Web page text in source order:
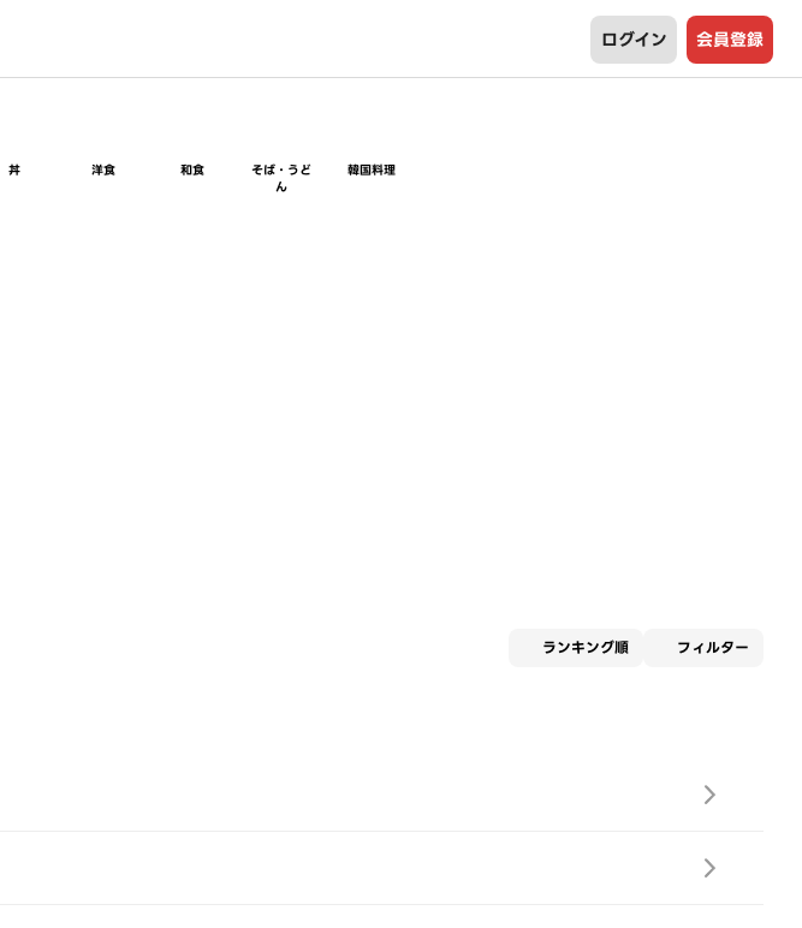
ログイン 会員登録
丼 洋食 和食
そば・うど
ん
韓国料理
ランキング順 フィルター